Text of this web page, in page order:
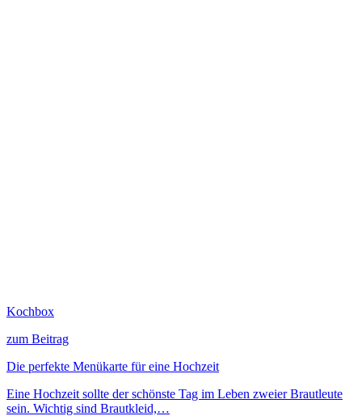
Kochbox
zum Beitrag
Die perfekte Menükarte für eine Hochzeit
Eine Hochzeit sollte der schönste Tag im Leben zweier Brautleute
sein. Wichtig sind Brautkleid,…